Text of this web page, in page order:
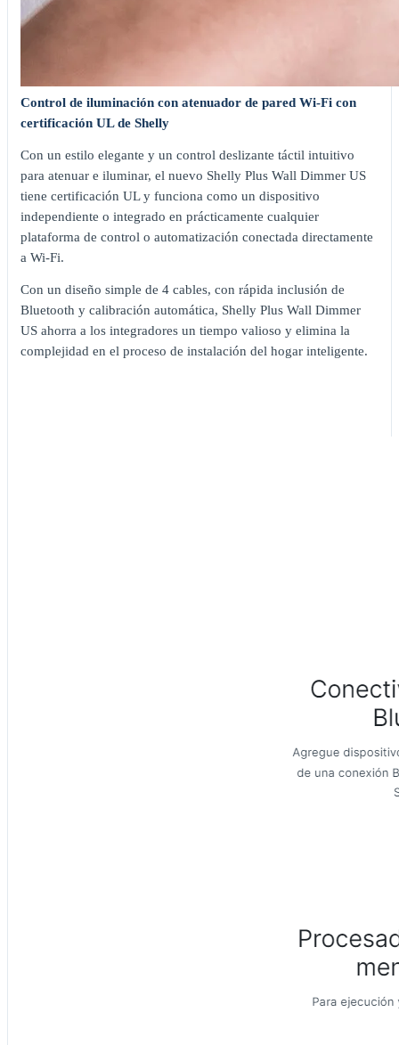
Control de iluminación con atenuador de pared Wi-Fi con
certificación UL de Shelly
Con un estilo elegante y un control deslizante táctil intuitivo
para atenuar e iluminar, el nuevo Shelly Plus Wall Dimmer US
tiene certificación UL y funciona como un dispositivo
independiente o integrado en prácticamente cualquier
plataforma de control o automatización conectada directamente
a Wi-Fi.
Con un diseño simple de 4 cables, con rápida inclusión de
Bluetooth y calibración automática, Shelly Plus Wall Dimmer
US ahorra a los integradores un tiempo valioso y elimina la
complejidad en el proceso de instalación del hogar inteligente.